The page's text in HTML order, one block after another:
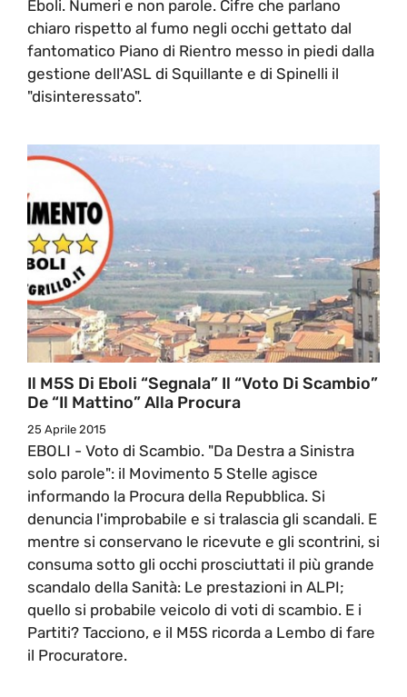
Eboli. Numeri e non parole. Cifre che parlano
chiaro rispetto al fumo negli occhi gettato dal
fantomatico Piano di Rientro messo in piedi dalla
gestione dell'ASL di Squillante e di Spinelli il
"disinteressato".
Il M5S Di Eboli “segnala” Il “voto Di Scambio”
De “Il Mattino” Alla Procura
25 Aprile 2015
EBOLI - Voto di Scambio. "Da Destra a Sinistra
solo parole": il Movimento 5 Stelle agisce
informando la Procura della Repubblica. Si
denuncia l'improbabile e si tralascia gli scandali. E
mentre si conservano le ricevute e gli scontrini, si
consuma sotto gli occhi prosciuttati il più grande
scandalo della Sanità: Le prestazioni in ALPI;
quello si probabile veicolo di voti di scambio. E i
Partiti? Tacciono, e il M5S ricorda a Lembo di fare
il Procuratore.